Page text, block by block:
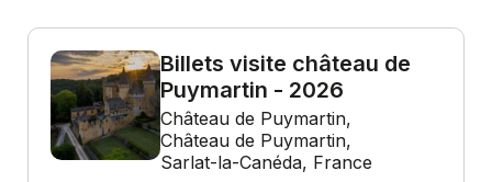
Billets visite château de
Puymartin - 2026
Château de Puymartin,
Château de Puymartin,
Sarlat-la-Canéda, France